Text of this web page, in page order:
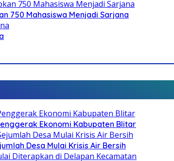
750 Mahasiswa Menjadi Sarjana
Ekonomi Kabupaten Blitar
Desa Mulai Krisis Air Bersih